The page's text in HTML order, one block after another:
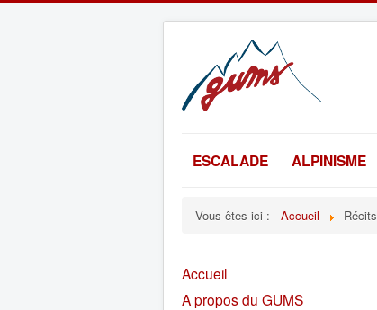
ESCALADE ALPINISME
Vous êtes ici : Accueil Récits
Accueil
A propos du GUMS